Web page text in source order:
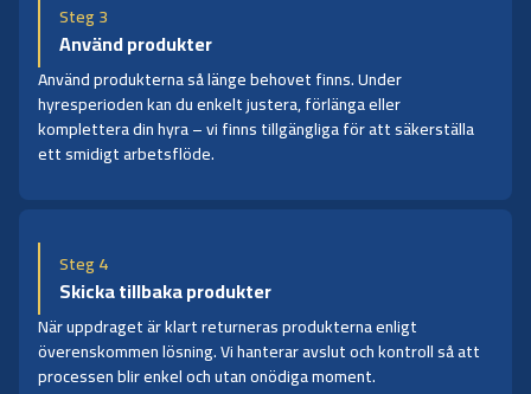
Steg 3
Använd produkter
Använd produkterna så länge behovet finns. Under
hyresperioden kan du enkelt justera, förlänga eller
komplettera din hyra – vi finns tillgängliga för att säkerställa
ett smidigt arbetsflöde.
Steg 4
Skicka tillbaka produkter
När uppdraget är klart returneras produkterna enligt
överenskommen lösning. Vi hanterar avslut och kontroll så att
processen blir enkel och utan onödiga moment.